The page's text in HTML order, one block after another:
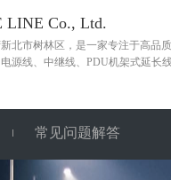
LINE Co., Ltd.
北市树林区，是一家专注于高品
源线、中继线、PDU机架式延
常见问题解答